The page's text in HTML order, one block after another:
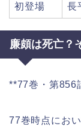
初登場 長
廉頗は死亡？
**77巻・第856
77巻時点にお